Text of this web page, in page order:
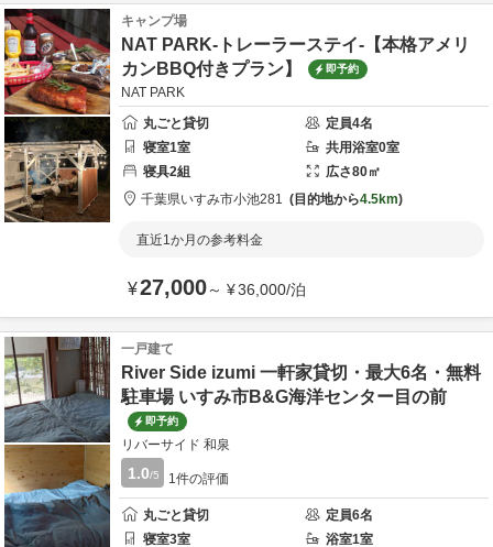
キャンプ場
NAT PARK-トレーラーステイ-【本格アメリ
カンBBQ付きプラン】
即予約
NAT PARK
丸ごと貸切
定員4名
寝室1室 共用浴室0室
寝具2組 広さ80㎡
千葉県いすみ市小池281 目的地から4.5km
直近1か月の参考料金
¥27,000～ ¥36,000/泊
一戸建て
River Side izumi 一軒家貸切・最大6名・無料
駐車場 いすみ市B&G海洋センター目の前
即予約
リバーサイド 和泉
1.0/5 1件の評価
丸ごと貸切 定員6名
寝室3室 浴室1室